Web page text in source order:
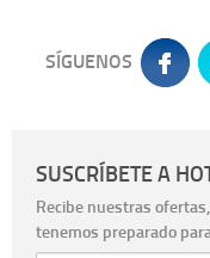
SÍGUENOS
SUSCRÍBETE A
Recibe nuestras
tenemos preparado